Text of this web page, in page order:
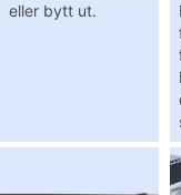
eller bytt ut.